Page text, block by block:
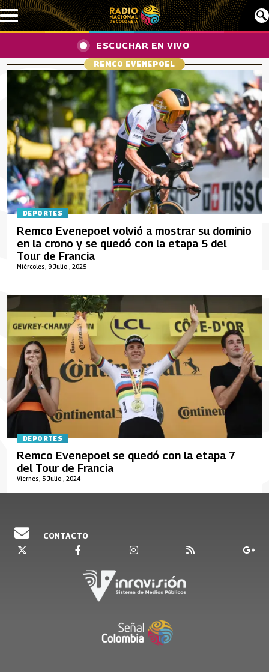
Pasar al contenido principal
ESCUCHAR EN VIVO
REMCO EVENEPOEL
DEPORTES
Miércoles, 9 Julio , 2025
Remco Evenepoel volvió a mostrar su dominio
en la crono y se quedó con la etapa 5 del
Tour de Francia
DEPORTES
Viernes, 5 Julio , 2024
Remco Evenepoel se quedó con la etapa 7
del Tour de Francia
CONTACTO